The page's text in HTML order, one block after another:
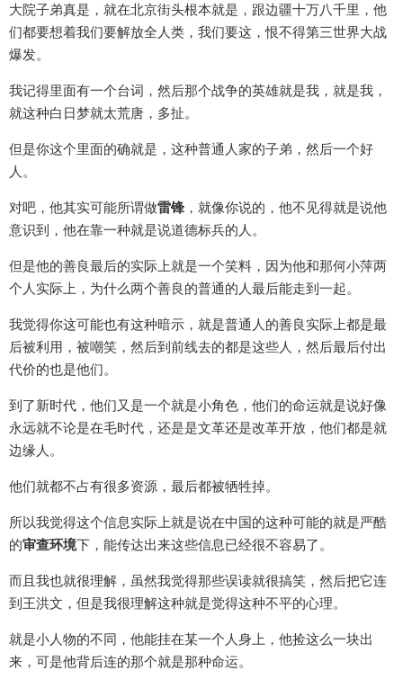
大院子弟真是，就在北京街头根本就是，跟边疆十万八千里，他
们都要想着我们要解放全人类，我们要这，恨不得第三世界大战
爆发。
我记得里面有一个台词，然后那个战争的英雄就是我，就是我，
就这种白日梦就太荒唐，多扯。
但是你这个里面的确就是，这种普通人家的子弟，然后一个好
人。
对吧，他其实可能所谓做雷锋 ，就像你说的，他不见得就是说他
意识到，他在靠一种就是说道德标兵的人。
但是他的善良最后的实际上就是一个笑料，因为他和那何小萍两
个人实际上，为什么两个善良的普通的人最后能走到一起。
我觉得你这可能也有这种暗示，就是普通人的善良实际上都是最
后被利用，被嘲笑，然后到前线去的都是这些人，然后最后付出
代价的也是他们。
到了新时代，他们又是一个就是小角色，他们的命运就是说好像
永远就不论是在毛时代，还是是文革还是改革开放，他们都是就
边缘人。
他们就都不占有很多资源，最后都被牺牲掉。
所以我觉得这个信息实际上就是说在中国的这种可能的就是严酷
的审查环境下，能传达出来这些信息已经很不容易了。
而且我也就很理解，虽然我觉得那些误读就很搞笑，然后把它连
到王洪文，但是我很理解这种就是觉得这种不平的心理。
就是小人物的不同，他能挂在某一个人身上，他捡这么一块出
来，可是他背后连的那个就是那种命运。